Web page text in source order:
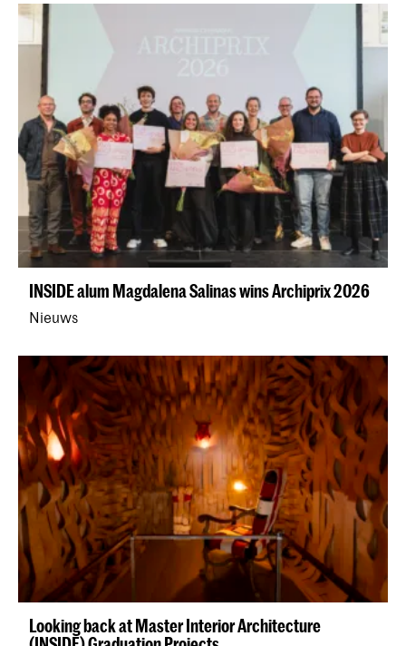
INSIDE alum Magdalena Salinas wins Archiprix 2026
Nieuws
Looking back at Master Interior Architecture